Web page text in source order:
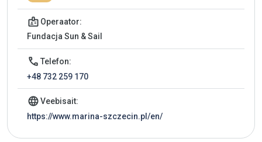
badge Operaator:
Fundacja Sun & Sail
call Telefon:
+48 732 259 170
languageVeebisait:
https://www.marina-szczecin.pl/en/